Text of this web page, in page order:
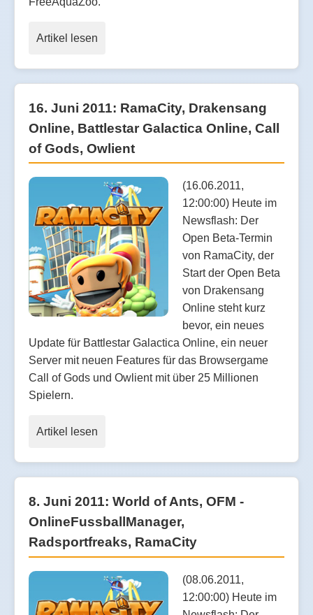
Artikel lesen
16. Juni 2011: RamaCity, Drakensang
Online, Battlestar Galactica Online, Call
of Gods, Owlient
(16.06.2011,
12:00:00) Heute im
Newsflash: Der
Open Beta-Termin
von RamaCity, der
Start der Open Beta
von Drakensang
Online steht kurz
bevor, ein neues
Update für Battlestar Galactica Online, ein neuer
Server mit neuen Features für das Browsergame
Call of Gods und Owlient mit über 25 Millionen
Spielern.
Artikel lesen
8. Juni 2011: World of Ants, OFM -
OnlineFussballManager,
Radsportfreaks, RamaCity
(08.06.2011,
12:00:00) Heute im